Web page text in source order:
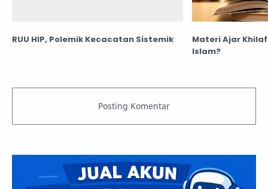
RUU HIP, Polemik Kecacatan Sistemik
Materi Ajar
Islam?